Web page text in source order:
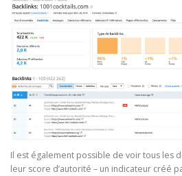
Il est également possible de voir tous les
leur score d’autorité – un indicateur créé